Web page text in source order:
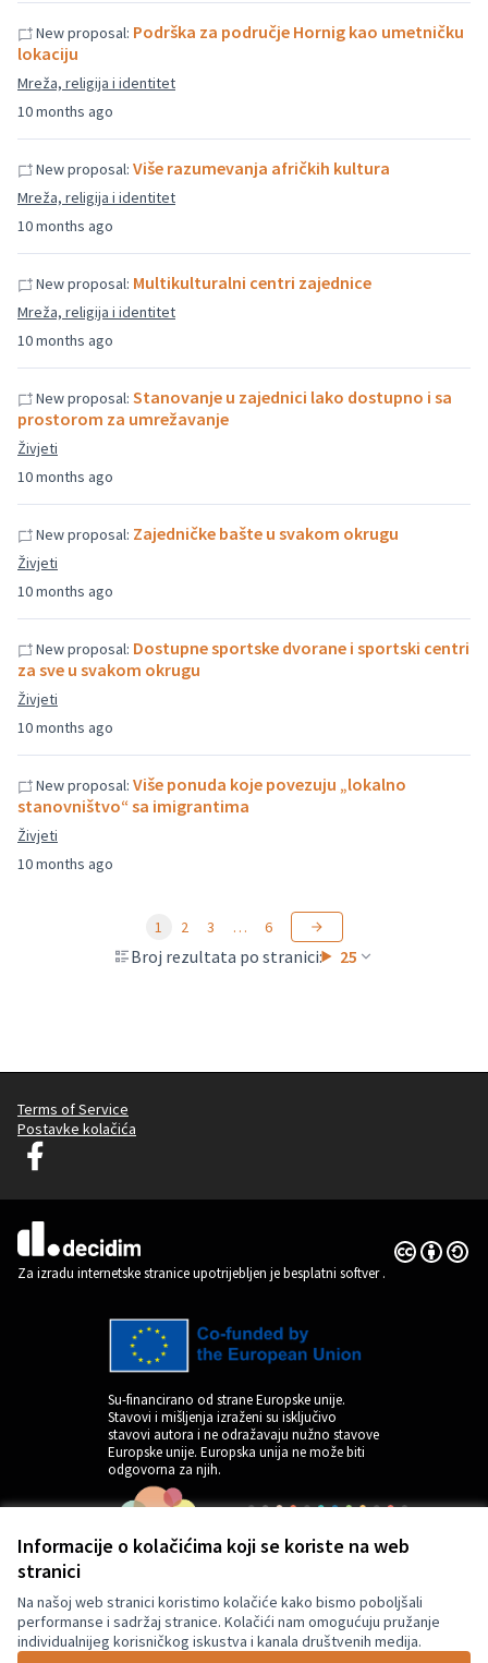
Informacije o kolačićima koji se koriste na web
stranici
Na našoj web stranici koristimo kolačiće kako bismo poboljšali
performanse i sadržaj stranice. Kolačići nam omogućuju pružanje
individualnijeg korisničkog iskustva i kanala društvenih medija.
10 months ago
New proposal: Podrška za područje Hornig kao umetničku
lokaciju
Mreža, religija i identitet
10 months ago
New proposal: Više razumevanja afričkih kultura
Mreža, religija i identitet
10 months ago
New proposal: Multikulturalni centri zajednice
Mreža, religija i identitet
10 months ago
New proposal: Stanovanje u zajednici lako dostupno i sa
prostorom za umrežavanje
Živjeti
10 months ago
New proposal: Zajedničke bašte u svakom okrugu
Živjeti
10 months ago
New proposal: Dostupne sportske dvorane i sportski centri
za sve u svakom okrugu
Živjeti
10 months ago
New proposal: Više ponuda koje povezuju „lokalno
stanovništvo“ sa imigrantima
Živjeti
Broj rezultata po stranici: 25
1 2 3 … 6
Terms of Service
Postavke kolačića
Graz Gemeinsam Gestalten na Facebooku
(Vanjska poveznica)
Za izradu internetske stranice upotrijebljen je besplatni softver.
Licencija
(Vanjska
Su-financirano od strane Europske unije.
Stavovi i mišljenja izraženi su isključivo
stavovi autora i ne odražavaju nužno stavove
Europske unije. Europska unija ne može biti
odgovorna za njih.